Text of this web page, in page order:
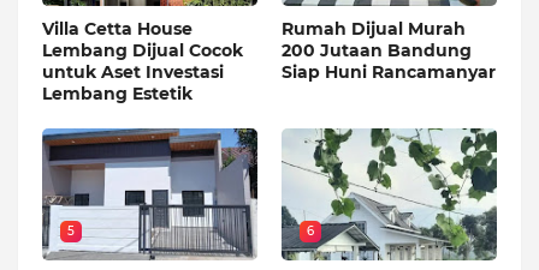
Villa Cetta House
Lembang Dijual Cocok
untuk Aset Investasi
Lembang Estetik
Rumah Dijual Murah
200 Jutaan Bandung
Siap Huni Rancamanyar
5 6